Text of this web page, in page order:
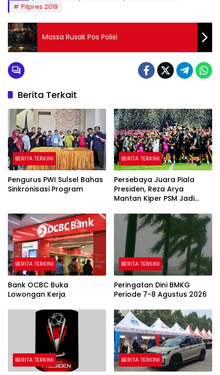
Pilpres 2019
Massa Rusak Pos Polisi
Berita Terkait
BERITA TERKINI
Pengurus PWI Sulsel Bahas
Sinkronisasi Program
BERITA TERKINI
Persebaya Juara Piala
Presiden, Reza Arya
Mantan Kiper PSM Jadi
BERITA TERKINI
Bank OCBC Buka
Lowongan Kerja
BERITA TERKINI
Peringatan Dini BMKG
Periode 7-8 Agustus 2026
BERITA TERKINI BERITA TERKINI